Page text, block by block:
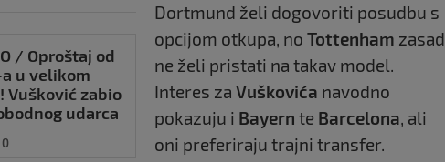
/ Oproštaj od
a u velikom
Vušković zabio
udarca
0
Dortmund želi dogovoriti posudbu s
opcijom otkupa, no Tottenham zasad
ne želi pristati na takav model.
Interes za Vuškovića navodno
pokazuju i Bayern te Barcelona, ali
oni preferiraju trajni transfer.